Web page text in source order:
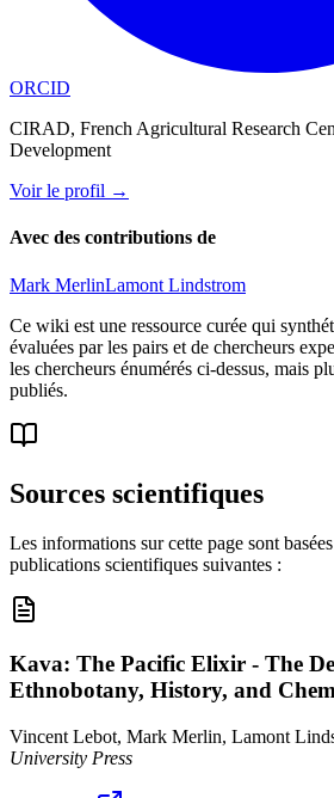
ORCID
CIRAD, French Agricultural Research
Development
Voir le profil →
Avec des contributions de
Mark MerlinLamont Lindstrom
Ce wiki est une ressource curée qui
évaluées par les pairs et de chercheurs
les chercheurs énumérés ci-dessus, mais
publiés.
Sources scientifiques
Les informations sur cette page sont
publications scientifiques suivantes :
Kava: The Pacific Elixir - The
Ethnobotany, History, and
Vincent Lebot, Mark Merlin, Lamont
University Press